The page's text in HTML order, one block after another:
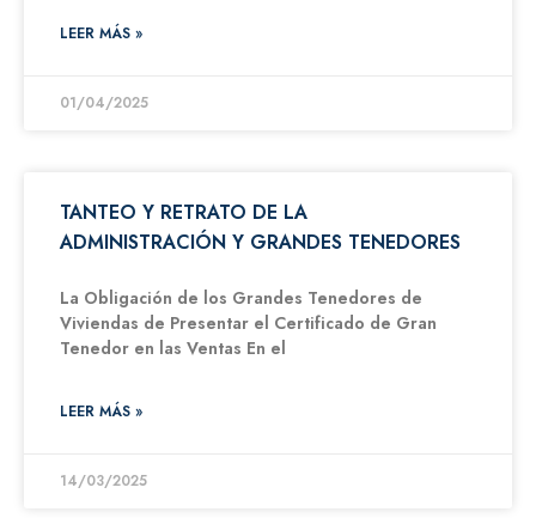
LEER MÁS »
01/04/2025
TANTEO Y RETRATO DE LA
ADMINISTRACIÓN Y GRANDES TENEDORES
La Obligación de los Grandes Tenedores de
Viviendas de Presentar el Certificado de Gran
Tenedor en las Ventas En el
LEER MÁS »
14/03/2025